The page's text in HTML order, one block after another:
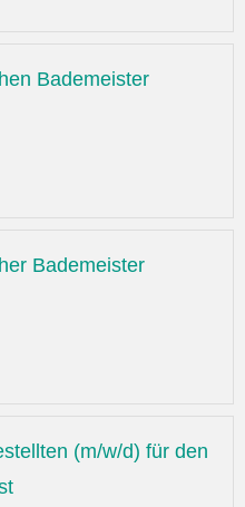
Bademeister
Bademeister
(m/w/d) für den